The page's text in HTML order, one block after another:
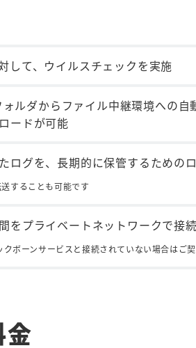
して、ウイルスチェックを実施
ルダからファイル中継環境への自
ードが可能
ログを、長期的に保管するための
することも可能です
をプライベートネットワークで接続
ボーンサービスと接続されていない場合はご
金